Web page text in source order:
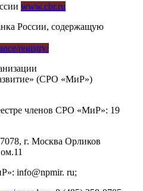
www.cbr.ru
России, содержащую
registry/
(СРО «МиР»)
членов СРО «МиР»: 19
г. Москва Орликов
info@npmir. ru;